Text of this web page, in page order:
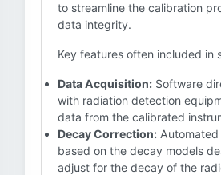
to streamline the calibration
data integrity.
Key features often included in
Data Acquisition: Software
with radiation detection
data from the calibrated
Decay Correction:
based on the decay models
adjust for the decay of the